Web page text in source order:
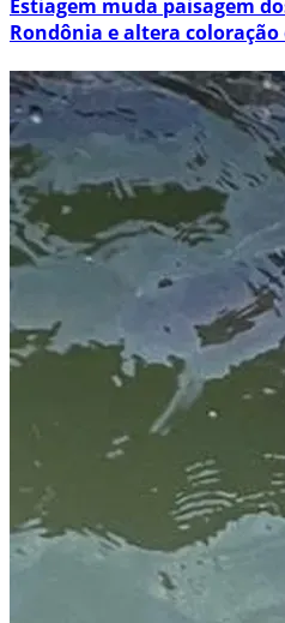
Estiagem muda paisagem
Rondônia e altera coloração